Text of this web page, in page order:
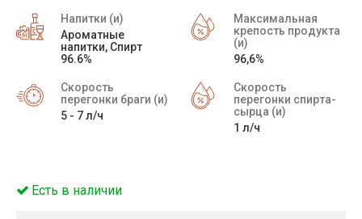
Напитки (и)
Ароматные
напитки, Спирт
96.6%
Максимальная
крепость продукта
(и)
96,6%
Скорость
перегонки браги (и)
5 - 7 л/ч
Скорость
перегонки спирта-
сырца (и)
1 л/ч
Есть в наличии